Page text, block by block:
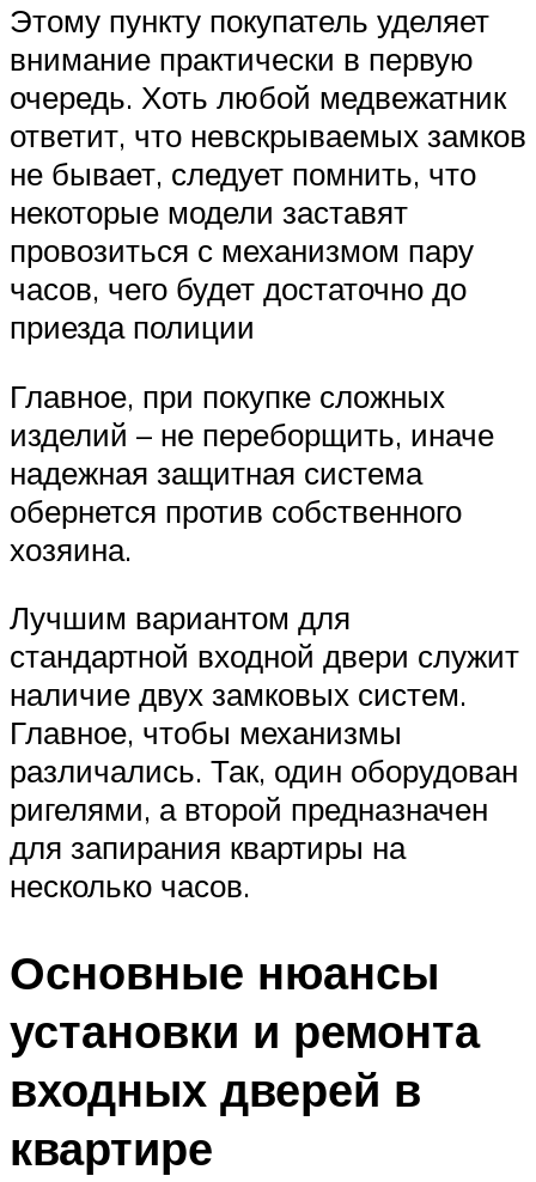
Этому пункту покупатель уделяет
внимание практически в первую
очередь. Хоть любой медвежатник
ответит, что невскрываемых замков
не бывает, следует помнить, что
некоторые модели заставят
провозиться с механизмом пару
часов, чего будет достаточно до
приезда полиции
Главное, при покупке сложных
изделий – не переборщить, иначе
надежная защитная система
обернется против собственного
хозяина.
Лучшим вариантом для
стандартной входной двери служит
наличие двух замковых систем.
Главное, чтобы механизмы
различались. Так, один оборудован
ригелями, а второй предназначен
для запирания квартиры на
несколько часов.
Основные нюансы
установки и ремонта
входных дверей в
квартире